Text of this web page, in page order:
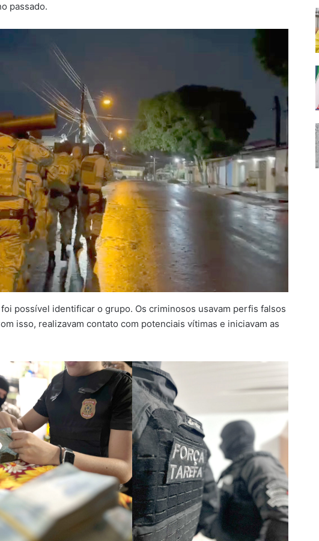
passado.
possível identificar o grupo. Os criminosos usavam perfis falsos
isso, realizavam contato com potenciais vítimas e iniciavam as